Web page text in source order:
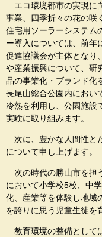
エコ環境都市の実現に
事業、四季折々の花の咲
住宅用ソーラーシステム
ー導入については、前年
促進協議会が主体となり
や産業振興について、研
品の事業化・ブランド化
長尾山総合公園内におい
冷熱を利用し、公園施設
実験に取り組みます。
次に、豊かな人間性と
について申し上げます。
次の時代の勝山市を担
において小学校5校、中
化、産業等を体験し地域
を誇りに思う児童生徒を
教育環境の整備として